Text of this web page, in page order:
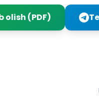
o‘zaro ta’siri
kuchi
ishi:
Tinch holatda gaz va
olish (PDF)